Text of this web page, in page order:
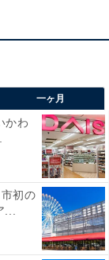
一ヶ月
かわ
初の
...